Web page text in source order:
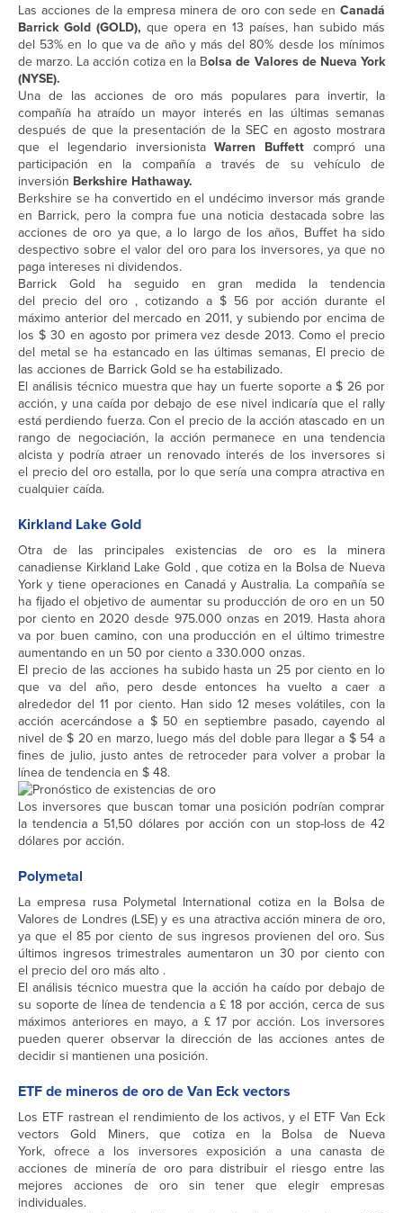
Las acciones de la empresa minera de oro con sede en Canadá
Barrick Gold (GOLD), que opera en 13 países, han subido más
del 53% en lo que va de año y más del 80% desde los mínimos
de marzo. La acción cotiza en la Bolsa de Valores de Nueva York
(NYSE).
Una de las acciones de oro más populares para invertir, la
compañía ha atraído un mayor interés en las últimas semanas
después de que la presentación de la SEC en agosto mostrara
que el legendario inversionistaWarren Buffett compró una
participación en la compañía a través de su vehículo de
inversión Berkshire Hathaway.
Berkshire se ha convertido en el undécimo inversor más grande
en Barrick, pero la compra fue una noticia destacada sobre las
acciones de oro ya que, a lo largo de los años, Buffet ha sido
despectivo sobre el valor del oro para los inversores, ya que no
paga intereses ni dividendos.
Barrick Gold ha seguido en gran medida la tendencia
del precio del oro , cotizando a $ 56 por acción durante el
máximo anterior del mercado en 2011, y subiendo por encima de
los $ 30 en agosto por primera vez desde 2013. Como el precio
del metal se ha estancado en las últimas semanas, El precio de
las acciones de Barrick Gold se ha estabilizado.
El análisis técnico muestra que hay un fuerte soporte a $ 26 por
acción, y una caída por debajo de ese nivel indicaría que el rally
está perdiendo fuerza. Con el precio de la acción atascado en un
rango de negociación, la acción permanece en una tendencia
alcista y podría atraer un renovado interés de los inversores si
el precio del oro estalla, por lo que sería una compra atractiva en
cualquier caída.
Kirkland Lake Gold
Otra de las principales existencias de oro es la minera
canadiense Kirkland Lake Gold , que cotiza en la Bolsa de Nueva
York y tiene operaciones en Canadá y Australia. La compañía se
ha fijado el objetivo de aumentar su producción de oro en un 50
por ciento en 2020 desde 975.000 onzas en 2019. Hasta ahora
va por buen camino, con una producción en el último trimestre
aumentando en un 50 por ciento a 330.000 onzas.
El precio de las acciones ha subido hasta un 25 por ciento en lo
que va del año, pero desde entonces ha vuelto a caer a
alrededor del 11 por ciento. Han sido 12 meses volátiles, con la
acción acercándose a $ 50 en septiembre pasado, cayendo al
nivel de $ 20 en marzo, luego más del doble para llegar a $ 54 a
fines de julio, justo antes de retroceder para volver a probar la
línea de tendencia en $ 48.
Los inversores que buscan tomar una posición podrían comprar
la tendencia a 51,50 dólares por acción con un stop-loss de 42
dólares por acción.
Polymetal
La empresa rusa Polymetal International cotiza en la Bolsa de
Valores de Londres (LSE) y es una atractiva acción minera de oro,
ya que el 85 por ciento de sus ingresos provienen del oro. Sus
últimos ingresos trimestrales aumentaron un 30 por ciento con
el precio del oro más alto .
El análisis técnico muestra que la acción ha caído por debajo de
su soporte de línea de tendencia a £ 18 por acción, cerca de sus
máximos anteriores en mayo, a £ 17 por acción. Los inversores
pueden querer observar la dirección de las acciones antes de
decidir si mantienen una posición.
ETF de mineros de oro de Van Eck vectors
Los ETF rastrean el rendimiento de los activos, y el ETF Van Eck
vectors Gold Miners, que cotiza en la Bolsa de Nueva
York, ofrece a los inversores exposición a una canasta de
acciones de minería de oro para distribuir el riesgo entre las
mejores acciones de oro sin tener que elegir empresas
individuales.